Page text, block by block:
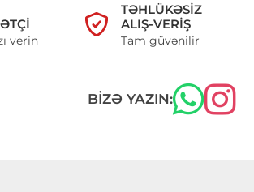
verin
TƏHLÜKƏSIZ
ALIŞ-VERIŞ
Tam güvənilir
BIZƏ YAZIN: